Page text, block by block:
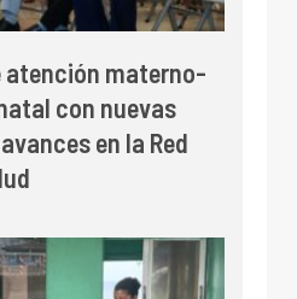
atención materno-
con nuevas
en la Red